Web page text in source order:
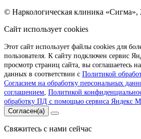
© Наркологическая клиника «Сигма»,
Сайт использует cookies
Этот сайт использует файлы cookies для
пользователя. К сайту подключен сервис
просмотр страниц сайта, вы соглашаетесь
данных в соответствии с Политикой
Согласием на обработку персональных
соглашением, Политикой
обработку ПД с помощью сервиса Яндекс
Согласен(а)
Свяжитесь с нами сейчас